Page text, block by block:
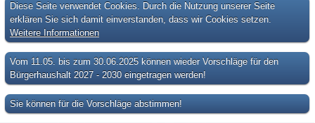
Diese Seite verwendet Cookies. Durch die Nutzung unserer Seite
erklären Sie sich damit einverstanden, dass wir Cookies setzen.
Weitere Informationen
Vom 11.05. bis zum 30.06.2025 können wieder Vorschläge für den
Bürgerhaushalt 2027 - 2030 eingetragen werden!
Sie können für die Vorschläge abstimmen!